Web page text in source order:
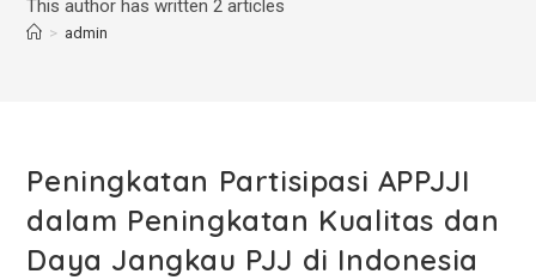
This author has written 2 articles
> admin
Peningkatan Partisipasi APPJJI
dalam Peningkatan Kualitas dan
Daya Jangkau PJJ di Indonesia